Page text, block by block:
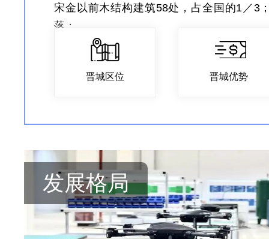
宋金以前木结构建筑58处，占全国的1／3
落；
晋城区位 晋城优势
发展格局